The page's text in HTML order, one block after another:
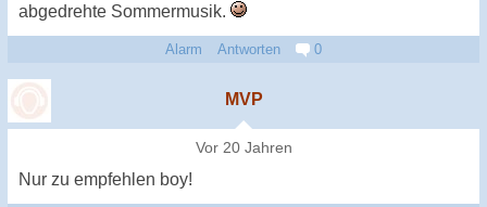
abgedrehte Sommermusik.
Alarm Antworten 0
MVP
Vor 20 Jahren
Nur zu empfehlen boy!